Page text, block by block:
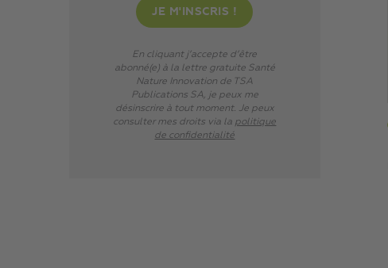
En cliquant j’accepte d’être
abonné(e) à la lettre gratuite Santé
Nature Innovation de TSA
Publications SA, je peux me
désinscrire à tout moment. Je peux
consulter mes droits via la politique
de confidentialité